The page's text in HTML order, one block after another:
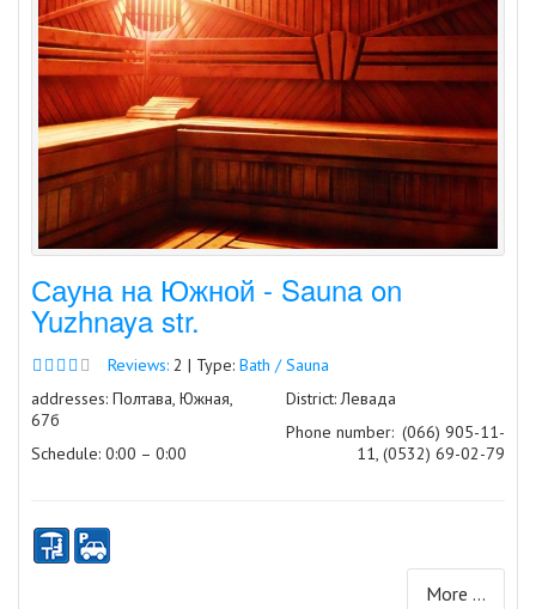
Сауна на Южной - Sauna on
Yuzhnaya str.
Reviews: 2 | Type: Bath / Sauna
addresses: Полтава, Южная,
67б
Schedule: 0:00 – 0:00
District: Левада
Phone number: (066) 905-11-
11, (0532) 69-02-79
More ...